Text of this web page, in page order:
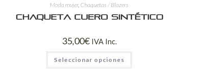
Moda mujer, Chaquetas / Blazers
Chaqueta cuero sintético
35,00€ IVA Inc.
Seleccionar opciones